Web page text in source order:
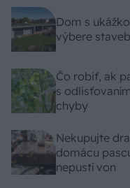
Dom s
výbere
Čo robiť, ak
s
chyby
Nekupujte
domácu
nepustí von